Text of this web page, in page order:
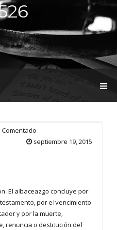
G
Comentado
septiembre 19, 2015
El albaceazgo concluye por
por el vencimiento
y por la muerte,
renuncia o destitución del